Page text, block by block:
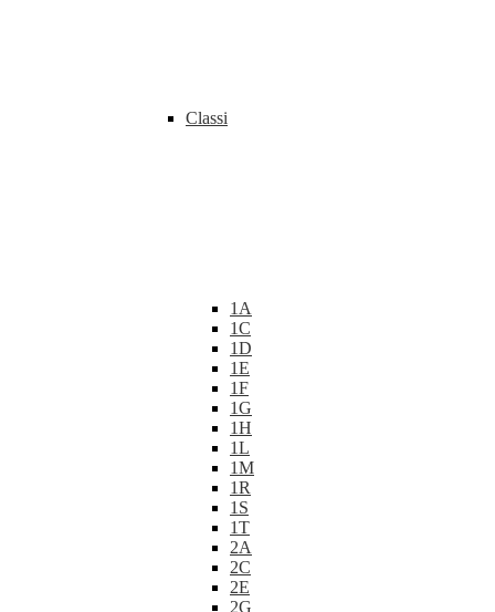
Classi
1A
1C
1D
1E
1F
1G
1H
1L
1M
1R
1S
1T
2A
2C
2E
2G